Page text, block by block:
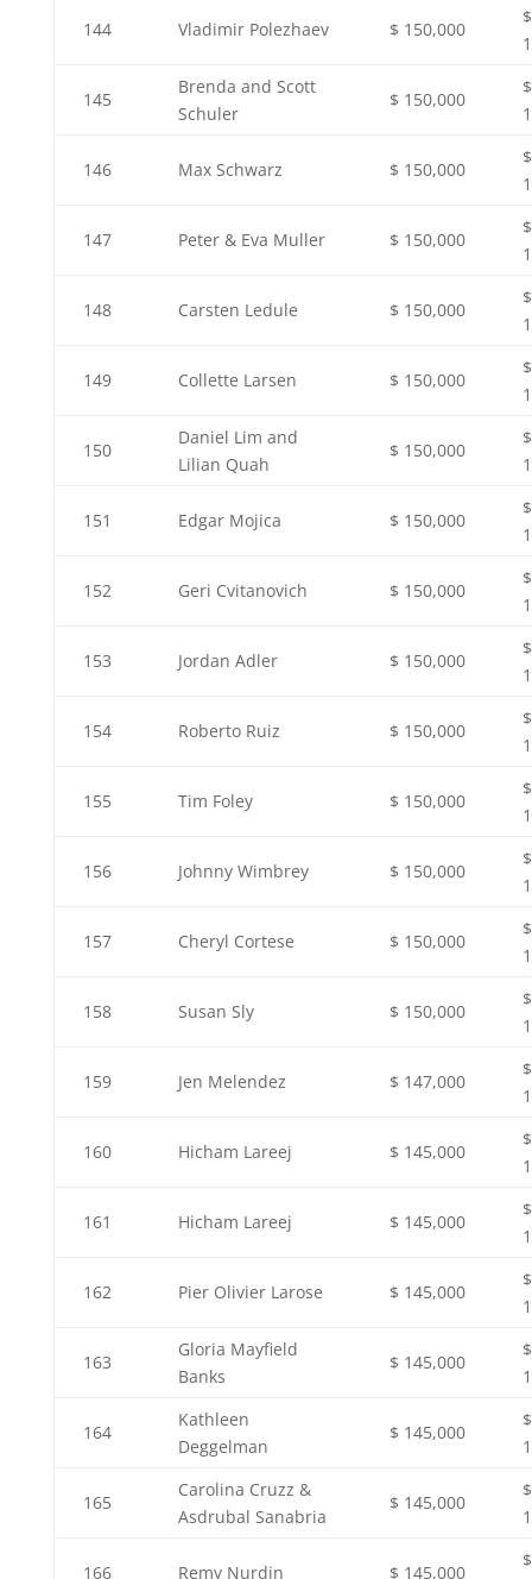
144 Vladimir Polezhaev $ 150,000
$
145
Brenda and Scott
Schuler
$ 150,000
$
146 Max Schwarz $ 150,000
$
147 Peter & Eva Muller $ 150,000
$
148 Carsten Ledule $ 150,000
$
149 Collette Larsen $ 150,000
$
150
Daniel Lim and
Lilian Quah
$ 150,000
$
151 Edgar Mojica $ 150,000
$
152 Geri Cvitanovich $ 150,000
$
153 Jordan Adler $ 150,000
$
154 Roberto Ruiz $ 150,000
$
155 Tim Foley $ 150,000
$
156 Johnny Wimbrey $ 150,000
$
157 Cheryl Cortese $ 150,000
$
158 Susan Sly $ 150,000
$
159 Jen Melendez $ 147,000
$
160 Hicham Lareej $ 145,000
$
161 Hicham Lareej $ 145,000
$
162 Pier Olivier Larose $ 145,000
$
163
Gloria Mayfield
Banks
$ 145,000
$
164
Kathleen
Deggelman
$ 145,000
$
165
Carolina Cruzz &
Asdrubal Sanabria
$ 145,000
$
166 Remy Nurdin $ 145,000
$